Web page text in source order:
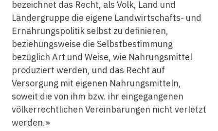
bezeichnet das Recht, als Volk, Land und
Ländergruppe die eigene Landwirtschafts- und
Ernährungspolitik selbst zu definieren,
beziehungsweise die Selbstbestimmung
bezüglich Art und Weise, wie Nahrungsmittel
produziert werden, und das Recht auf
Versorgung mit eigenen Nahrungsmitteln,
soweit die von ihm bzw. ihr eingegangenen
völkerrechtlichen Vereinbarungen nicht verletzt
werden.»